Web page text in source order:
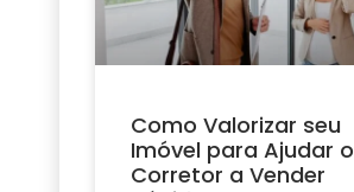
Como Valorizar seu
Imóvel para Ajudar o
Corretor a Vender